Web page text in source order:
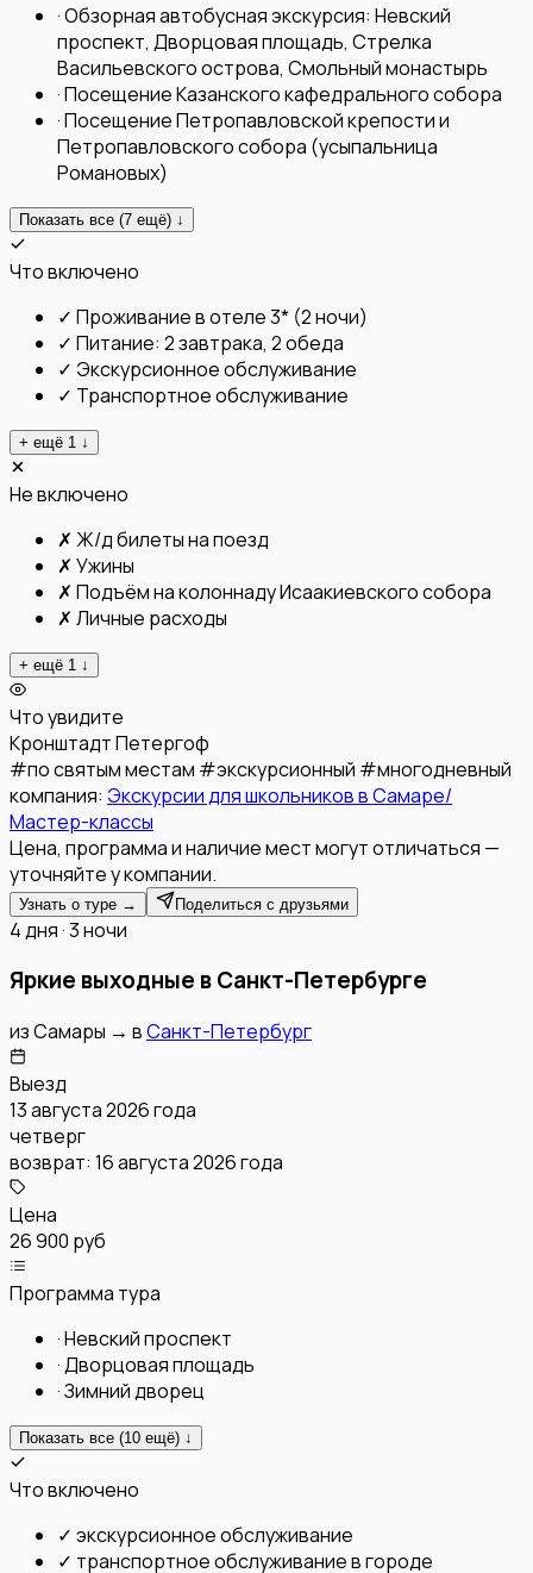
·Обзорная автобусная экскурсия: Невский
проспект, Дворцовая площадь, Стрелка
Васильевского острова, Смольный монастырь
·Посещение Казанского кафедрального собора
·Посещение Петропавловской крепости и
Петропавловского собора (усыпальница
Романовых)
Показать все (7 ещё) ↓
Что включено
✓ Проживание в отеле 3* (2 ночи)
✓ Питание: 2 завтрака, 2 обеда
✓ Экскурсионное обслуживание
✓ Транспортное обслуживание
+ ещё 1 ↓
Не включено
✗ Ж/д билеты на поезд
✗ Ужины
✗ Подъём на колоннаду Исаакиевского собора
✗ Личные расходы
+ ещё 1 ↓
Что увидите
КронштадтПетергоф
#по святым местам #экскурсионный #многодневный
компания: Экскурсии для школьников в Самаре/
Мастер-классы
Цена, программа и наличие мест могут отличаться —
уточняйте у компании.
Узнать о туре → Поделиться с друзьями
4 дня · 3 ночи
Яркие выходные в Санкт-Петербурге
изСамары → вСанкт-Петербург
Выезд
13 августа 2026 года
четверг
возврат: 16 августа 2026 года
Цена
26 900 руб
Программа тура
·Невский проспект
·Дворцовая площадь
·Зимний дворец
Показать все (10 ещё) ↓
Что включено
✓ экскурсионное обслуживание
✓ транспортное обслуживание в городе